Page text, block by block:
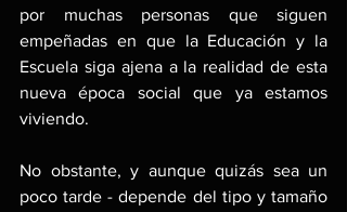
por muchas personas que siguen
empeñadas en que la Educación y la
Escuela siga ajena a la realidad de esta
nueva época social que ya estamos
viviendo.
No obstante, y aunque quizás sea un
poco tarde - depende del tipo y tamaño